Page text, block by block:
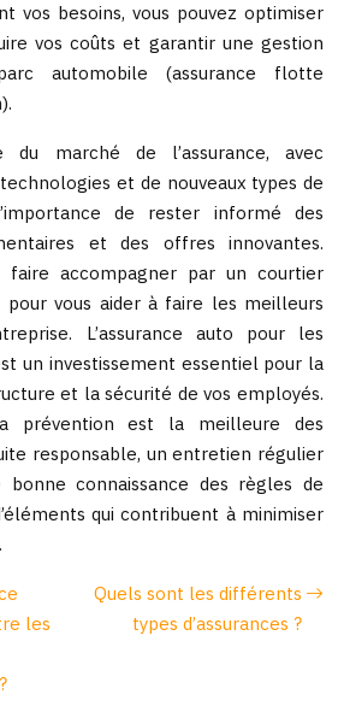
vos besoins, vous pouvez optimiser
vos coûts et garantir une gestion
automobile (assurance flotte
du marché de l’assurance, avec
et de nouveaux types de
de rester informé des
et des offres innovantes.
faire accompagner par un courtier
pour vous aider à faire les meilleurs
L’assurance auto pour les
un investissement essentiel pour la
et la sécurité de vos employés.
prévention est la meilleure des
responsable, un entretien régulier
connaissance des règles de
qui contribuent à minimiser
les
Quels sont les différents
types d’assurances ?